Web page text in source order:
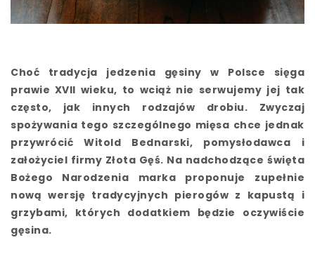
Choć tradycja jedzenia gęsiny w Polsce sięga
prawie XVII wieku, to wciąż nie serwujemy jej tak
często, jak innych rodzajów drobiu. Zwyczaj
spożywania tego szczególnego mięsa chce jednak
przywrócić Witold Bednarski, pomysłodawca i
założyciel firmy Złota Gęś. Na nadchodzące święta
Bożego Narodzenia marka proponuje zupełnie
nową wersję tradycyjnych pierogów z kapustą i
grzybami, których dodatkiem będzie oczywiście
gęsina.